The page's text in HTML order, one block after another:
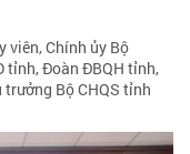
viên, Chính ủy Bộ
tỉnh, Đoàn ĐBQH tỉnh,
Bộ CHQS tỉnh